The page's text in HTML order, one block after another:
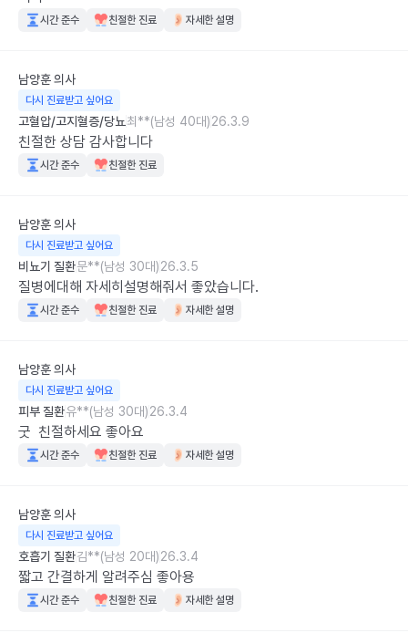
시간 준수 친절한 진료 자세한 설명
남양훈의사
다시 진료받고 싶어요
고혈압/고지혈증/당뇨최**(남성 40대)26.3.9
친절한 상담 감사합니다
시간 준수 친절한 진료
남양훈의사
다시 진료받고 싶어요
비뇨기 질환문**(남성 30대)26.3.5
질병에대해 자세히설명해줘서 좋았습니다.
시간 준수 친절한 진료 자세한 설명
남양훈의사
다시 진료받고 싶어요
피부 질환유**(남성 30대)26.3.4
굿  친절하세요 좋아요
시간 준수 친절한 진료 자세한 설명
남양훈의사
다시 진료받고 싶어요
호흡기 질환김**(남성 20대)26.3.4
짧고 간결하게 알려주심 좋아용
시간 준수 친절한 진료 자세한 설명